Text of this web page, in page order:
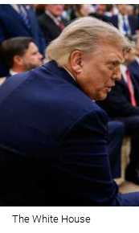
The White House